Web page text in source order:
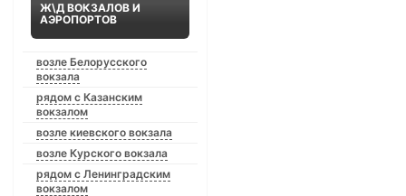
Ж\Д ВОКЗАЛОВ И
АЭРОПОРТОВ
возле Белорусского
вокзала
рядом с Казанским
вокзалом
возле киевского вокзала
возле Курского вокзала
рядом с Ленинградским
вокзалом